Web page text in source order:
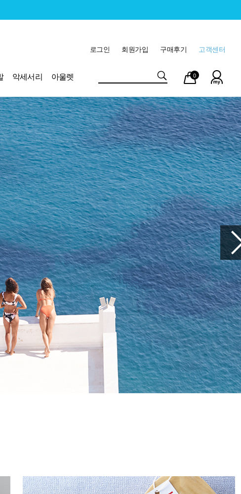
고객센터
구매후기
회원가입
로그인
악세서리
아울렛
마이
페이
장바
구니
0